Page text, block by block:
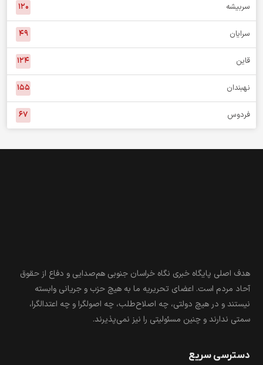
سربیشه ۱۲۰
سرایان ۴۹
قاین ۱۲۴
نهبندان ۱۵۵
فردوس ۶۷
هدف اصلی پایگاه خبری نگاه خراسان جنوبی هم‌صدایی و دفاع از حقوق
آحاد مردم است. اعضای تحریریه ما به هیچ حزب و جریانی وابسته
نیستند و در هیچ دولتی، چه اصلاح‌طلب، چه اصولگرا و چه اعتدالگرا،
سمتی ندارند و چنین مسئولیتی را نیز نمی‌پذیرند.
دسترسی سریع